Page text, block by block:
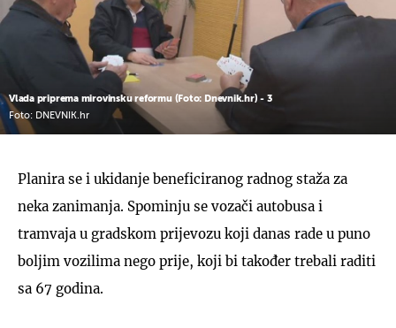
Vlada priprema mirovinsku reformu (Foto: Dnevnik.hr) - 3
Foto: DNEVNIK.hr
Planira se i ukidanje beneficiranog radnog staža za
neka zanimanja. Spominju se vozači autobusa i
tramvaja u gradskom prijevozu koji danas rade u puno
boljim vozilima nego prije, koji bi također trebali raditi
sa 67 godina.